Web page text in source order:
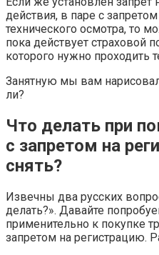
действия, в паре с
технического осмотра, то
пока действует страховой
которого нужно проходить
Занятную мы вам
ли?
Что делать при
с запретом на
снять?
Извечны два русских
делать?». Давайте
применительно к покупке
запретом на регистрацию.